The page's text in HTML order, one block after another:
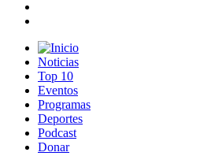
Noticias
Top 10
Eventos
Programas
Deportes
Podcast
Donar